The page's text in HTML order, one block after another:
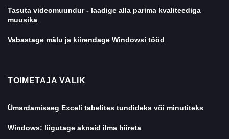
Tasuta videomuundur - laadige alla parima kvaliteediga
muusika
Vabastage mälu ja kiirendage Windowsi tööd
TOIMETAJA VALIK
Ümardamisaeg Exceli tabelites tundideks või minutiteks
Windows: liigutage aknaid ilma hiireta